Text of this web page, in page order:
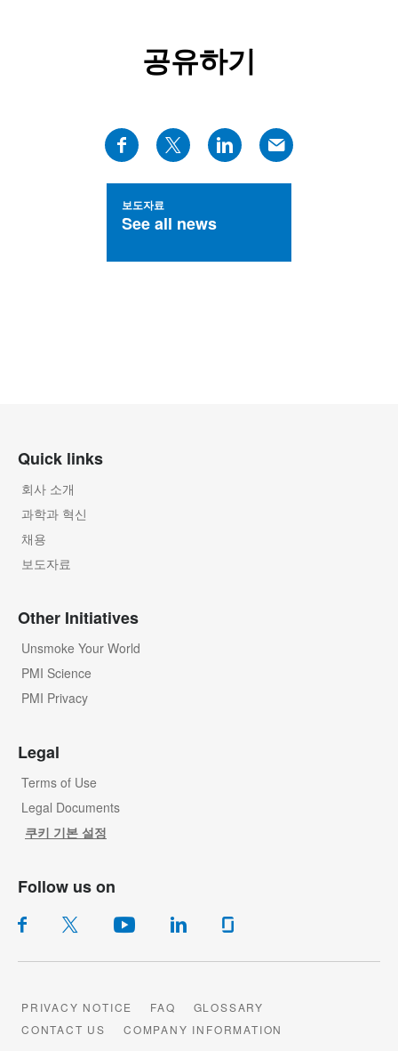
공유하기
보도자료
See all news
Quick links
회사 소개
과학과 혁신
채용
보도자료
Other Initiatives
Unsmoke Your World
PMI Science
PMI Privacy
Legal
Terms of Use
Legal Documents
쿠키 기본 설정
Follow us on
PRIVACY NOTICE FAQ
GLOSSARY
CONTACT US
COMPANY INFORMATION